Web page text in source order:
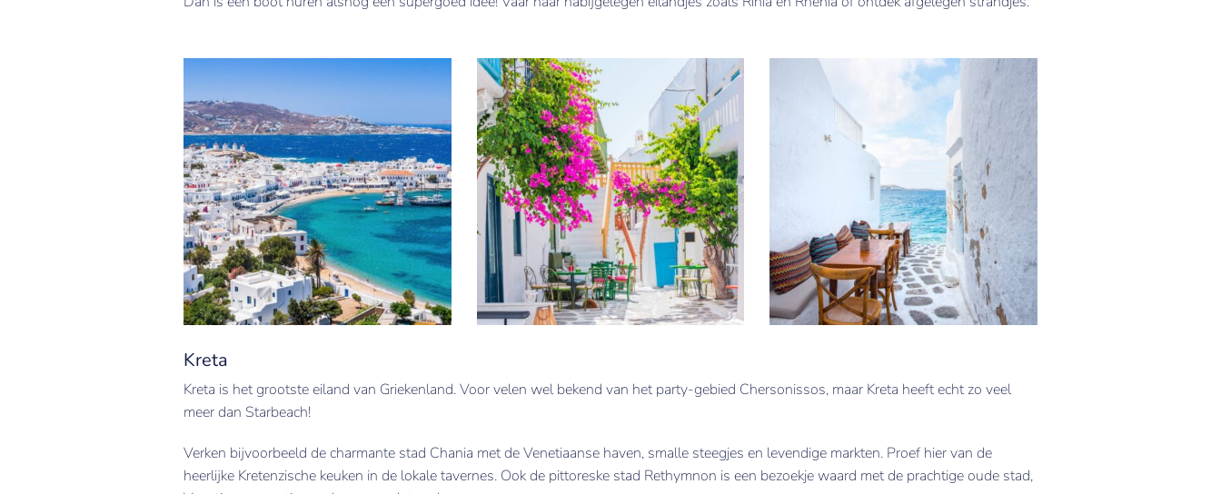
Kreta
Kreta is het grootste eiland van Griekenland. Voor velen wel bekend van het party-gebied Chersonissos, maar Kreta heeft echt zo veel
meer dan Starbeach!
Verken bijvoorbeeld de charmante stad Chania met de Venetiaanse haven, smalle steegjes en levendige markten. Proef hier van de
heerlijke Kretenzische keuken in de lokale tavernes. Ook de pittoreske stad Rethymnon is een bezoekje waard met de prachtige oude stad,